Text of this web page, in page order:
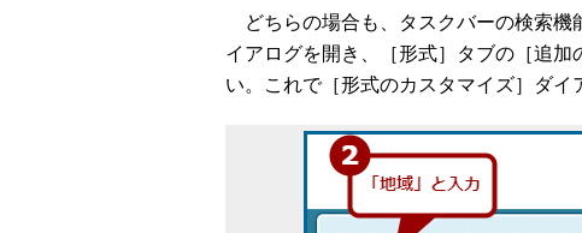
どちらの場合も、タスクバーの検索機
イアログを開き、［形式］タブの［追
い。これで［形式のカスタマイズ］ダイ